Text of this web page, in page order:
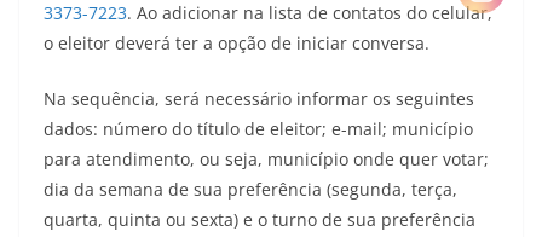
3373-7223. Ao adicionar na lista de contatos do celular,
o eleitor deverá ter a opção de iniciar conversa.
Na sequência, será necessário informar os seguintes
dados: número do título de eleitor; e-mail; município
para atendimento, ou seja, município onde quer votar;
dia da semana de sua preferência (segunda, terça,
quarta, quinta ou sexta) e o turno de sua preferência